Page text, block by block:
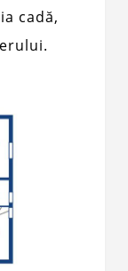
cadă,